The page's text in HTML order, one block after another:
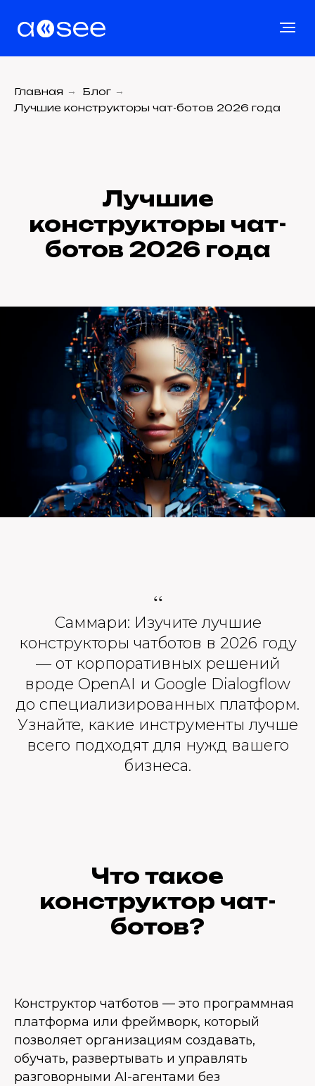
Главная → Блог →
Лучшие конструкторы чат-ботов 2026 года
Лучшие
конструкторы чат-
ботов 2026 года
“
Саммари: Изучите лучшие
конструкторы чатботов в 2026 году
— от корпоративных решений
вроде OpenAI и Google Dialogflow
до специализированных платформ.
Узнайте, какие инструменты лучше
всего подходят для нужд вашего
бизнеса.
Что такое
конструктор чат-
ботов?
Конструктор чатботов — это программная
платформа или фреймворк, который
позволяет организациям создавать,
обучать, развертывать и управлять
разговорными AI-агентами без